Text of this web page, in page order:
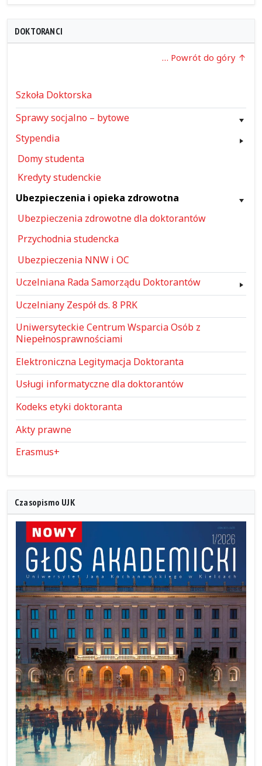
DOKTORANCI
… Powrót do góry
Szkoła Doktorska
Sprawy socjalno – bytowe
Stypendia
Domy studenta
Kredyty studenckie
Ubezpieczenia i opieka zdrowotna
Ubezpieczenia zdrowotne dla doktorantów
Przychodnia studencka
Ubezpieczenia NNW i OC
Uczelniana Rada Samorządu Doktorantów
Uczelniany Zespół ds. 8 PRK
Uniwersyteckie Centrum Wsparcia Osób z
Niepełnosprawnościami
Elektroniczna Legitymacja Doktoranta
Usługi informatyczne dla doktorantów
Kodeks etyki doktoranta
Akty prawne
Erasmus+
Czasopismo UJK